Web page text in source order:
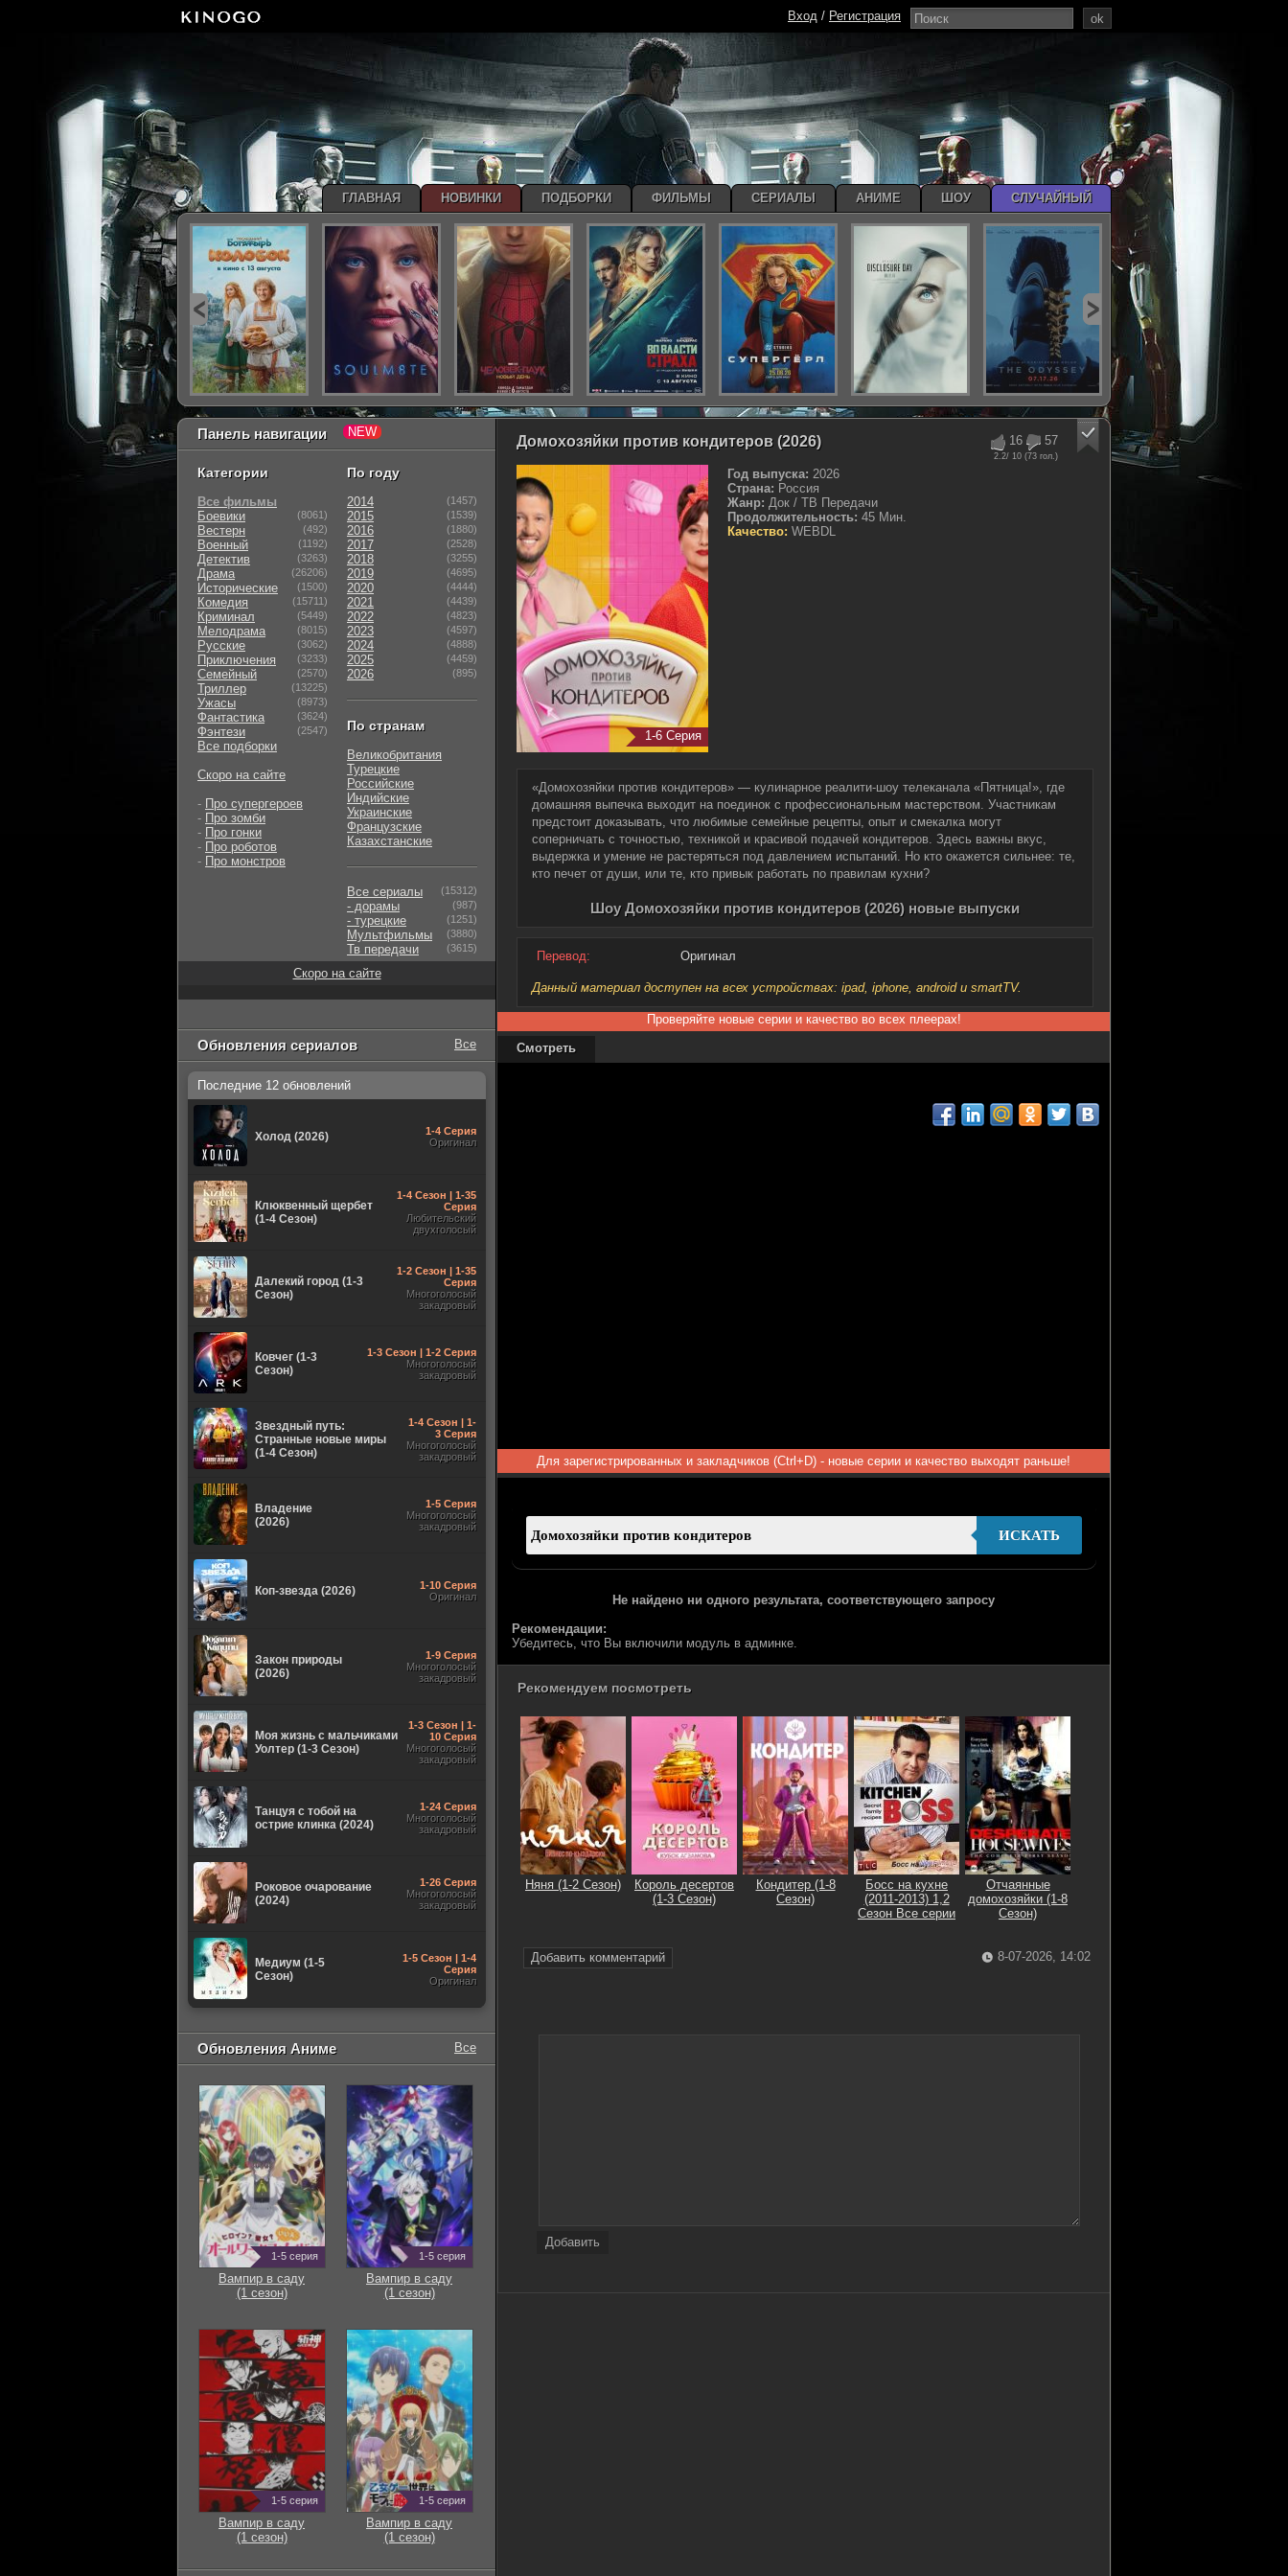
16 57
2.2/ 10 (73 гол.)
Домохозяйки против кондитеров (2026)
1-6 Серия
Год выпуска: 2026
Страна: Россия
Жанр: Док / ТВ Передачи
Продолжительность: 45 Мин.
Качество: WEBDL
«Домохозяйки против кондитеров» — кулинарное реалити-шоу телеканала «Пятница!», где
домашняя выпечка выходит на поединок с профессиональным мастерством. Участникам
предстоит доказывать, что любимые семейные рецепты, опыт и смекалка могут
соперничать с точностью, техникой и красивой подачей кондитеров. Здесь важны вкус,
выдержка и умение не растеряться под давлением испытаний. Но кто окажется сильнее: те,
кто печет от души, или те, кто привык работать по правилам кухни?
Шоу Домохозяйки против кондитеров (2026) новые выпуски
Перевод: Оригинал
Данный материал доступен на всех устройствах: ipad, iphone, android и smartTV.
Проверяйте новые серии и качество во всех плеерах!
Смотреть
Для зарегистрированных и закладчиков (Ctrl+D) - новые серии и качество выходят раньше!
ИСКАТЬ
Не найдено ни одного результата, соответствующего запросу
Рекомендации:
Убедитесь, что Вы включили модуль в админке.
Рекомендуем посмотреть
Няня (1-2 Сезон)
Король десертов
(1-3 Сезон)
Кондитер (1-8
Сезон)
Босс на кухне
(2011-2013) 1,2
Сезон Все серии
Отчаянные
домохозяйки (1-8
Сезон)
Добавить комментарий 8-07-2026, 14:02
Добавить
Панель навигации
Категории
Все фильмы
Боевики
(8061)
Вестерн (492)
Военный (1192)
Детектив (3263)
Драма (26206)
Исторические (1500)
Комедия (15711)
Криминал (5449)
Мелодрама (8015)
Русские (3062)
Приключения (3233)
Семейный (2570)
Триллер (13225)
Ужасы (8973)
Фантастика (3624)
Фэнтези (2547)
Все подборки
Скоро на сайте
- Про супергероев
- Про зомби
- Про гонки
- Про роботов
- Про монстров
По году
2014 (1457)
2015 (1539)
2016 (1880)
2017 (2528)
2018 (3255)
2019 (4695)
2020 (4444)
2021 (4439)
2022 (4823)
2023 (4597)
2024 (4888)
2025 (4459)
2026 (895)
По странам
Великобритания
Турецкие
Российские
Индийские
Украинские
Французские
Казахстанские
Все сериалы (15312)
- дорамы (987)
- турецкие (1251)
Мультфильмы (3880)
Тв передачи (3615)
Скоро на сайте
Обновления сериалов Все
Последние 12 обновлений
Холод (2026)
1-4 Серия
Оригинал
Клюквенный щербет
(1-4 Сезон)
1-4 Сезон | 1-35
Серия
Любительский
двухголосый
Далекий город (1-3
Сезон)
1-2 Сезон | 1-35
Серия
Многоголосый
закадровый
Ковчег (1-3
Сезон)
1-3 Сезон | 1-2 Серия
Многоголосый
закадровый
Звездный путь:
Странные новые миры
(1-4 Сезон)
1-4 Сезон | 1-
3 Серия
Многоголосый
закадровый
Владение
(2026)
1-5 Серия
Многоголосый
закадровый
Коп-звезда (2026)
1-10 Серия
Оригинал
Закон природы
(2026)
1-9 Серия
Многоголосый
закадровый
Моя жизнь с мальчиками
Уолтер (1-3 Сезон)
1-3 Сезон | 1-
10 Серия
Многоголосый
закадровый
Танцуя с тобой на
острие клинка (2024)
1-24 Серия
Многоголосый
закадровый
Роковое очарование
(2024)
1-26 Серия
Многоголосый
закадровый
Медиум (1-5
Сезон)
1-5 Сезон | 1-4
Серия
Оригинал
Обновления Аниме Все
1-5 серия
Вампир в саду
(1 сезон)
1-5 серия
Вампир в саду
(1 сезон)
1-5 серия
Вампир в саду
(1 сезон)
1-5 серия
Вампир в саду
(1 сезон)
ok
Вход / Регистрация
ГЛАВНАЯ НОВИНКИ ПОДБОРКИ ФИЛЬМЫ СЕРИАЛЫ АНИМЕ ШОУ СЛУЧАЙНЫЙ